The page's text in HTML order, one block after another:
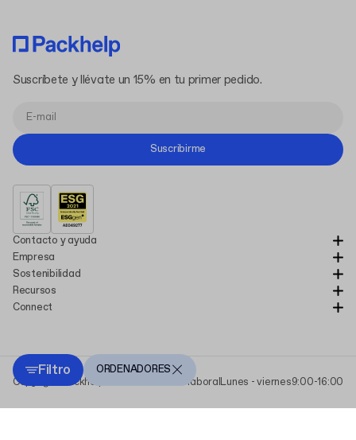
Filtro ORDENADORES
Contacto y ayuda
Empresa
Sostenibilidad
Recursos
Connect
Suscríbete y llévate un 15% en tu primer pedido.
Suscribirme
Copyright Packhelp 2025 Horario laboralLunes - viernes9:00-16:00